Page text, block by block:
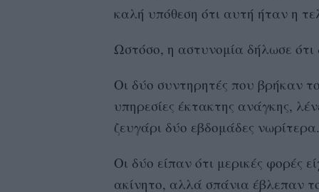
καλή υπόθεση ότι αυτή ήταν η
Ωστόσο, η αστυνομία δήλωσε ότι
Οι δύο συντηρητές που βρήκαν
υπηρεσίες έκτακτης ανάγκης,
ζευγάρι δύο εβδομάδες νωρίτερα.
Οι δύο είπαν ότι μερικές φορές
ακίνητο, αλλά σπάνια έβλεπαν